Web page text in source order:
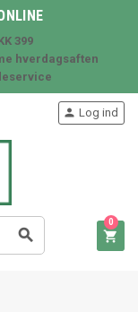
399
hverdagsaften

 Log ind

0